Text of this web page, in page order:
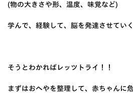
(物の大きさや形、温度、味覚など)
学んで、経験して、脳を発達させてい
そうとわかればレッツトライ！！
まずはおへやを整理して、赤ちゃんに